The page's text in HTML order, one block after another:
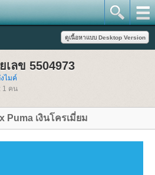
ลข 5504973
ไมค์
1 คน
เงินโครเมี่ยม